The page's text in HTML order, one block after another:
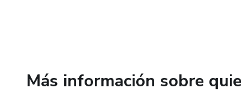
Más información sobre